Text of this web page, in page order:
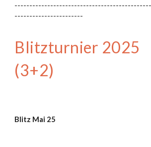
-----------------------
Blitzturnier 2025
(3+2)
Blitz Mai 25